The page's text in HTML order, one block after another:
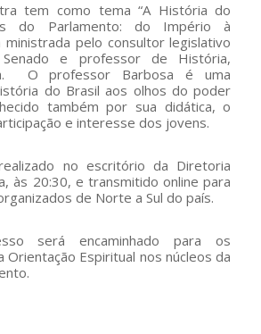
tem como tema “A História do
do Parlamento: do Império à
ministrada pelo consultor legislativo
e professor de História,
O professor Barbosa é uma
do Brasil aos olhos do poder
também por sua didática, o
e interesse dos jovens.
no escritório da Diretoria
às 20:30, e transmitido online para
de Norte a Sul do país.
será encaminhado para os
Orientação Espiritual nos núcleos da